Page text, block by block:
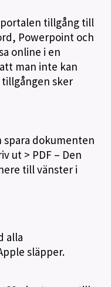
tillgång till
Powerpoint och
online i en
man inte kan
sker
spara dokumenten
ut > PDF – Den
till vänster i
alla
släpper.